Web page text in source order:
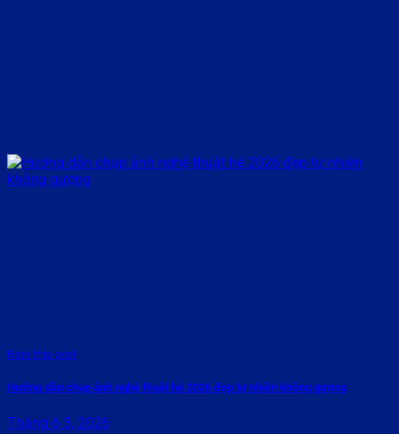
Rate this post
Hướng dẫn chụp ảnh nghệ thuật hè 2026 đẹp tự nhiên không gượng
Tháng 6 3, 2026